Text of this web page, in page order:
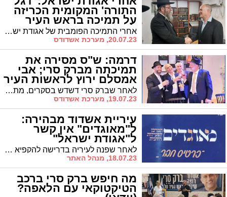
התורה' המקומית הכריזה
על תמיכה בראש העיר
לסרי אחרי התמיכה הפומבית של אגודת ישראל, גם ב'דגל התורה' המקומית החליטו לתמוך בראש העיר ד"ר יחיאל לסרי לראשות העיר
20.07.23, מערכת אשדודס
דרמה: ש"ס מסירה את
תמיכתה מברק סרי; אבי
אמסלם ירוץ לראשות העיר
לאחר שברק סרי דשדש בסקרים, מתרחשת הערב הדרמה: ש"ס הסירה את תמיכתה ממנו וצפויה להריץ את ממ"ק ראש העיר אבי אמסלם לראשות העיר. מה המטרה ומה ההשלכות? * הניתוח המלא - בפנים
19.07.23, מערכת אשדודס
עיריית אשדוד מבהירה:
ל"מאוגדים" אין קשר
ל"אגודת ישראל"
לאחר שפנה לעיריה בדרישה להקפיא את פעילות 'מאוגדים' בטענה לשוחד בחירות, משיבה העיריה לעו"ד שמעון שמואלי מ'חוקתי': "ל'מאוגדים' אין זיקה לשם 'אגודת ישראל'" * וגם לאות ג' המודגשת אין משמעות. "כמו המקף שבין המ' וה-א'"
18.07.23, מנהל האתר
מה חיפש ברק סרי ברכב
הטיקטוקאי עם הלאפה?